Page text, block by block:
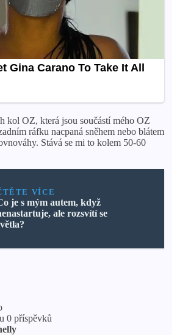
kol OZ, která jsou součástí mého OZ
ráfku nacpaná sněhem nebo blátem
Stává se mi to kolem 50-60
VÍCE
je s mým autem, když
ale rozsvítí se
0 příspěvků